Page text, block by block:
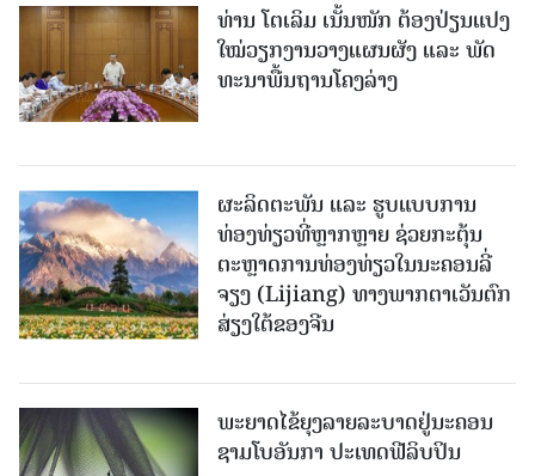
ທ່ານ ໂຕ​ເລິມ ເນັ້ນໜັກ ຕ້ອງ​ປ່ຽນ​ແປງ​
ໃໝ່​ວຽກ​ງານ​ວາງ​ແຜນ​ຜັງ ແລະ ​ພັດ​
ທະ​ນາ​ພື້ນ​ຖານ​ໂຄງ​ລ່າງ
ຜະລິດຕະພັນ ແລະ ຮູບແບບການ
ທ່ອງທ່ຽວທີ່ຫຼາກຫຼາຍ ຊ່ວຍກະຕຸ້ນ
ຕະຫຼາດການທ່ອງທ່ຽວໃນນະຄອນລີ່
ຈຽງ (Lijiang) ທາງພາກຕາເວັນຕົກ
ສ່ຽງໃຕ້ຂອງຈີນ
ພະຍາດໄຂ້ຍຸງລາຍລະບາດຢູ່ນະຄອນ
ຊາມໂບ​ອັນກາ ປະເທດຟີລິບປິນ